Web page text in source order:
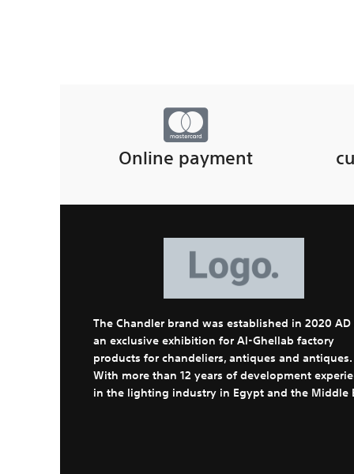
Online payment
The Chandler brand was established in 2020 AD
an exclusive exhibition for Al-Ghellab factory
products for chandeliers, antiques and antiques.
With more than 12 years of development
in the lighting industry in Egypt and the Middle